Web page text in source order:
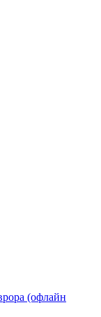
(офлайн